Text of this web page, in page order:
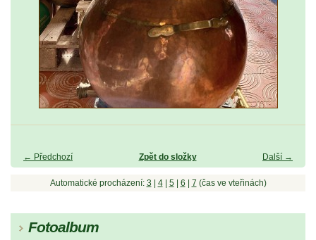
← Předchozí Další →
Zpět do složky
Automatické procházení: 3 4| 5| 6 7 (čas ve vteřinách)
Fotoalbum